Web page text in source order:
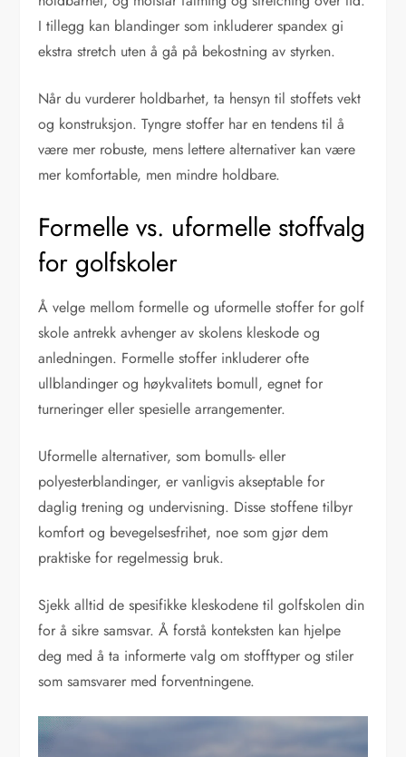
I tillegg kan blandinger som inkluderer spandex gi
ekstra stretch uten å gå på bekostning av styrken.
Når du vurderer holdbarhet, ta hensyn til stoffets vekt
og konstruksjon. Tyngre stoffer har en tendens til å
være mer robuste, mens lettere alternativer kan være
mer komfortable, men mindre holdbare.
Formelle vs. uformelle stoffvalg
for golfskoler
Å velge mellom formelle og uformelle stoffer for golf
skole antrekk avhenger av skolens kleskode og
anledningen. Formelle stoffer inkluderer ofte
ullblandinger og høykvalitets bomull, egnet for
turneringer eller spesielle arrangementer.
Uformelle alternativer, som bomulls- eller
polyesterblandinger, er vanligvis akseptable for
daglig trening og undervisning. Disse stoffene tilbyr
komfort og bevegelsesfrihet, noe som gjør dem
praktiske for regelmessig bruk.
Sjekk alltid de spesifikke kleskodene til golfskolen din
for å sikre samsvar. Å forstå konteksten kan hjelpe
deg med å ta informerte valg om stofftyper og stiler
som samsvarer med forventningene.